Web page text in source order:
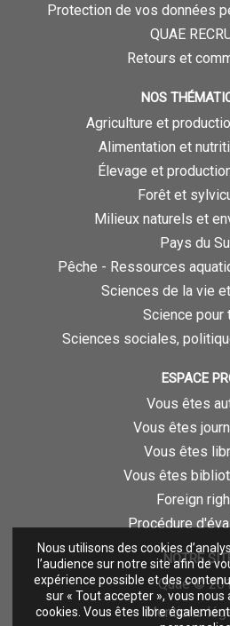
Nous utilisons des cookies
l’audience sur notre site afin de
expérience possible et des
sur « Tout accepter », vous
cookies. Vous êtes libre
Protection de vos données
QUAE
Retours et
NOS
Agriculture et
Alimentation et
Élevage et
Forêt et
Milieux naturels et
Pays du
Pêche - Ressources
Sciences de la vie
Science pour
Sciences sociales,
ESPACE
Vous êtes
Vous êtes
Vous êtes
Vous êtes
Foreign
Procédure
NOTRE
Quae ©
Mentions